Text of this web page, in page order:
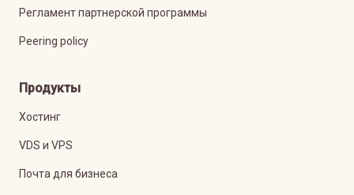
Регламент партнерской программы
Peering policy
Продукты
Хостинг
VDS и VPS
Почта для бизнеса